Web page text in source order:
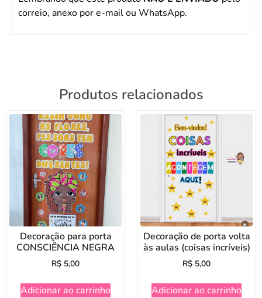
correio, anexo por e-mail ou WhatsApp.
Produtos relacionados
Decoração para porta
CONSCIÊNCIA NEGRA
R$ 5,00
Adicionar ao carrinho
Decoração de porta volta
às aulas (coisas incríveis)
R$ 5,00
Adicionar ao carrinho